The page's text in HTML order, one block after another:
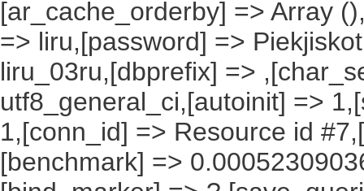
[ar_cache_orderby] => Array
=> liru,[password] =>
liru_03ru,[dbprefix] =>
utf8_general_ci,[autoinit] =>
1,[conn_id] => Resource id
[benchmark] =>